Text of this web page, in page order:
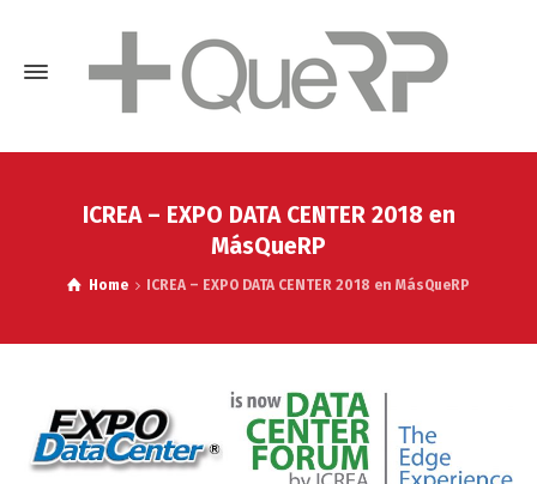
ICREA – EXPO DATA CENTER 2018 en
MásQueRP
Home ICREA – EXPO DATA CENTER 2018 en MásQueRP